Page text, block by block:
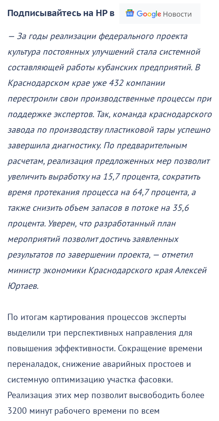
Подписывайтесь на НР в
— За годы реализации федерального проекта
культура постоянных улучшений стала системной
составляющей работы кубанских предприятий. В
Краснодарском крае уже 432 компании
перестроили свои производственные процессы при
поддержке экспертов. Так, команда краснодарского
завода по производству пластиковой тары успешно
завершила диагностику. По предварительным
расчетам, реализация предложенных мер позволит
увеличить выработку на 15,7 процента, сократить
время протекания процесса на 64,7 процента, а
также снизить объем запасов в потоке на 35,6
процента. Уверен, что разработанный план
мероприятий позволит достичь заявленных
результатов по завершении проекта, — отметил
министр экономики Краснодарского края Алексей
Юртаев.
По итогам картирования процессов эксперты
выделили три перспективных направления для
повышения эффективности. Сокращение времени
переналадок, снижение аварийных простоев и
системную оптимизацию участка фасовки.
Реализация этих мер позволит высвободить более
3200 минут рабочего времени по всем